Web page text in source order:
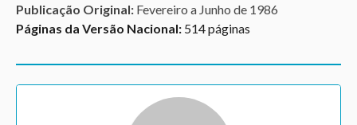
Publicação Original: Fevereiro a Junho de 1986
Páginas da Versão Nacional: 514 páginas